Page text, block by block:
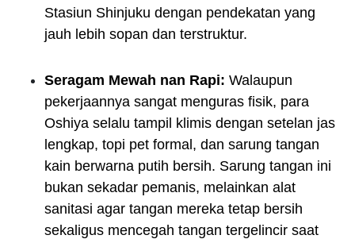
Stasiun Shinjuku dengan pendekatan yang
jauh lebih sopan dan terstruktur.
Seragam Mewah nan Rapi: Walaupun
pekerjaannya sangat menguras fisik, para
Oshiya selalu tampil klimis dengan setelan jas
lengkap, topi pet formal, dan sarung tangan
kain berwarna putih bersih. Sarung tangan ini
bukan sekadar pemanis, melainkan alat
sanitasi agar tangan mereka tetap bersih
sekaligus mencegah tangan tergelincir saat